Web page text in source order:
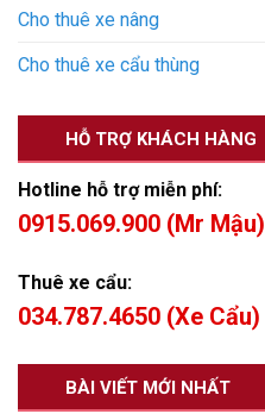
Cho thuê xe nâng
Cho thuê xe cẩu thùng
HỖ TRỢ KHÁCH HÀNG
Hotline hỗ trợ miễn phí:
0915.069.900 (Mr Mậu)
Thuê xe cẩu:
034.787.4650 (Xe Cẩu)
BÀI VIẾT MỚI NHẤT